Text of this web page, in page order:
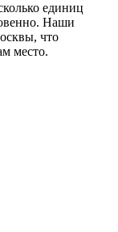
единиц
Наши
что
место.